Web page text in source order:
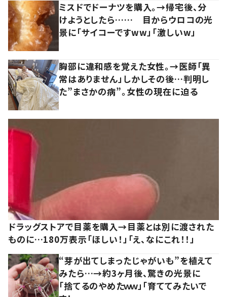
ミスドでドーナツを購入。→帰宅後、分
けようとしたら…… 目からウロコの光
景に「サイコーですww」「激しいw」
胸部に違和感を覚えた女性。→医師「異
常はありません」しかしその後…判明し
た”まさかの病”。女性の現在に迫る
ドラッグストアで目薬を購入→目薬とは別に渡された
ものに…180万表示「ほしい！」「え、なにこれ！！」
“芽が出てしまったじゃがいも”を植えて
みたら…→約3ヶ月後、驚きの光景に
「捨てるのやめたｗｗ」「育ててみたいで